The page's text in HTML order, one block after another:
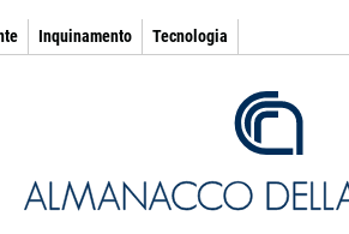
Inquinamento Tecnologia